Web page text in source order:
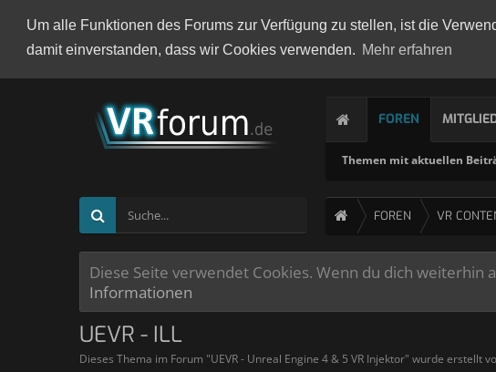
Um alle Funktionen des Forums zur Verfügung zu stellen, ist die
damit einverstanden, dass wir Cookies verwenden. Mehr erfahren
FOREN
Themen mit aktuellen
FOREN VR
Diese Seite verwendet Cookies. Wenn du dich weiterhin
Informationen
UEVR - ILL
Dieses Thema im Forum "UEVR - Unreal Engine 4 & 5 VR Injektor" wurde erstellt